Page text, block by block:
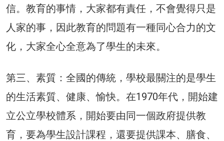
信。教育的事情，大家都有責任，不會覺得只是
人家的事，因此教育的問題有一種同心合力的文
化，大家全心全意為了學生的未來。
第三、素質：全國的傳統，學校最關注的是學生
的生活素質、健康、愉快。在1970年代，開始建
立公立學校體系，開始要由同一個政府提供教
育，要為學生設計課程，還要提供課本、膳食、